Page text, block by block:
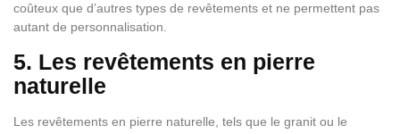
coûteux que d’autres types de revêtements et ne permettent pas
autant de personnalisation.
5. Les revêtements en pierre
naturelle
Les revêtements en pierre naturelle, tels que le granit ou le